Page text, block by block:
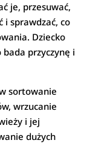
je, przesuwać,
i sprawdzać, co
Dziecko
bada przyczynę i
sortowanie
wrzucanie
i jej
dużych